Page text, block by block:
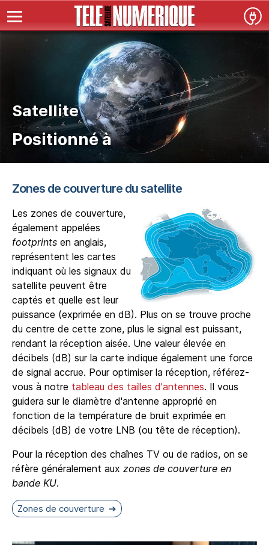
Satellite
Positionné à
Zones de couverture du satellite
Les zones de couverture,
également appelées
footprints en anglais,
représentent les cartes
indiquant où les signaux du
satellite peuvent être
captés et quelle est leur
puissance (exprimée en dB). Plus on se trouve proche
du centre de cette zone, plus le signal est puissant,
rendant la réception aisée. Une valeur élevée en
décibels (dB) sur la carte indique également une force
de signal accrue. Pour optimiser la réception, référez-
vous à notre tableau des tailles d'antennes. Il vous
guidera sur le diamètre d'antenne approprié en
fonction de la température de bruit exprimée en
décibels (dB) de votre LNB (ou tête de réception).
Pour la réception des chaînes TV ou de radios, on se
réfère généralement aux zones de couverture en
bande KU.
Zones de couverture